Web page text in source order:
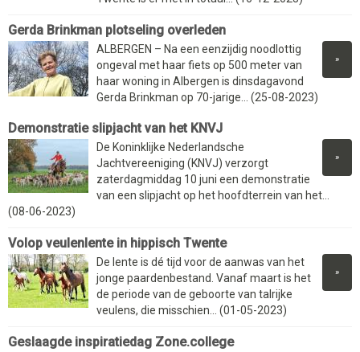
Gerda Brinkman plotseling overleden
»
ALBERGEN – Na een eenzijdig noodlottig
ongeval met haar fiets op 500 meter van
haar woning in Albergen is dinsdagavond
Gerda Brinkman op 70-jarige... (25-08-2023)
Demonstratie slipjacht van het KNVJ
»
De Koninklijke Nederlandsche
Jachtvereeniging (KNVJ) verzorgt
zaterdagmiddag 10 juni een demonstratie
van een slipjacht op het hoofdterrein van het...
(08-06-2023)
Volop veulenlente in hippisch Twente
»
De lente is dé tijd voor de aanwas van het
jonge paardenbestand. Vanaf maart is het
de periode van de geboorte van talrijke
veulens, die misschien... (01-05-2023)
Geslaagde inspiratiedag Zone.college